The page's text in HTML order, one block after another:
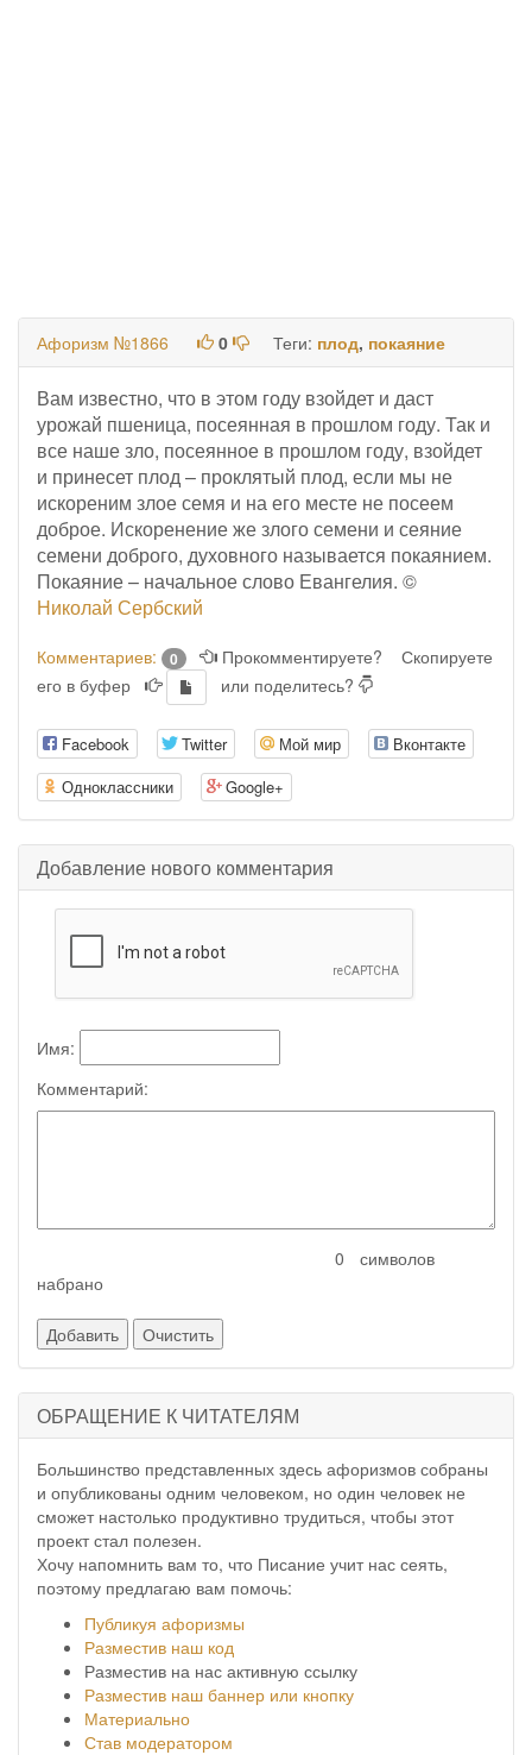
Афоризм №1866 0 Теги: плод, покаяние
Вам известно, что в этом году взойдет и даст
урожай пшеница, посеянная в прошлом году. Так и
все наше зло, посеянное в прошлом году, взойдет
и принесет плод – проклятый плод, если мы не
искореним злое семя и на его месте не посеем
доброе. Искоренение же злого семени и сеяние
семени доброго, духовного называется покаянием.
Покаяние – начальное слово Евангелия. ©
Николай Сербский
Комментариев: 0 Прокомментируете?
Скопируете
его в буфер
или поделитесь?
Facebook Twitter Мой мир
Вконтакте
Одноклассники
Google+
Добавление нового комментария
Имя:
Комментарий:
символов
набрано
ОБРАЩЕНИЕ К ЧИТАТЕЛЯМ
Большинство представленных здесь афоризмов собраны
и опубликованы одним человеком, но один человек не
сможет настолько продуктивно трудиться, чтобы этот
проект стал полезен.
Хочу напомнить вам то, что Писание учит нас сеять,
поэтому предлагаю вам помочь:
Публикуя афоризмы
Разместив наш код
Разместив на нас активную ссылку
Разместив наш баннер или кнопку
Материально
Став модератором